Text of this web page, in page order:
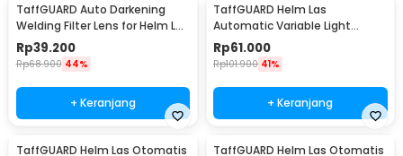
TaffGUARD Auto Darkening
Welding Filter Lens for Helm Las
- TX500CF
Rp39.200
Rp68.900 44%
+ Keranjang
TaffGUARD Helm Las
Automatic Variable Light
Welding Mask Cap Shield -
HJ30
Rp61.000
Rp101.900 41%
+ Keranjang
TaffGUARD Helm Las Otomatis
TaffGUARD Helm Las Otomatis